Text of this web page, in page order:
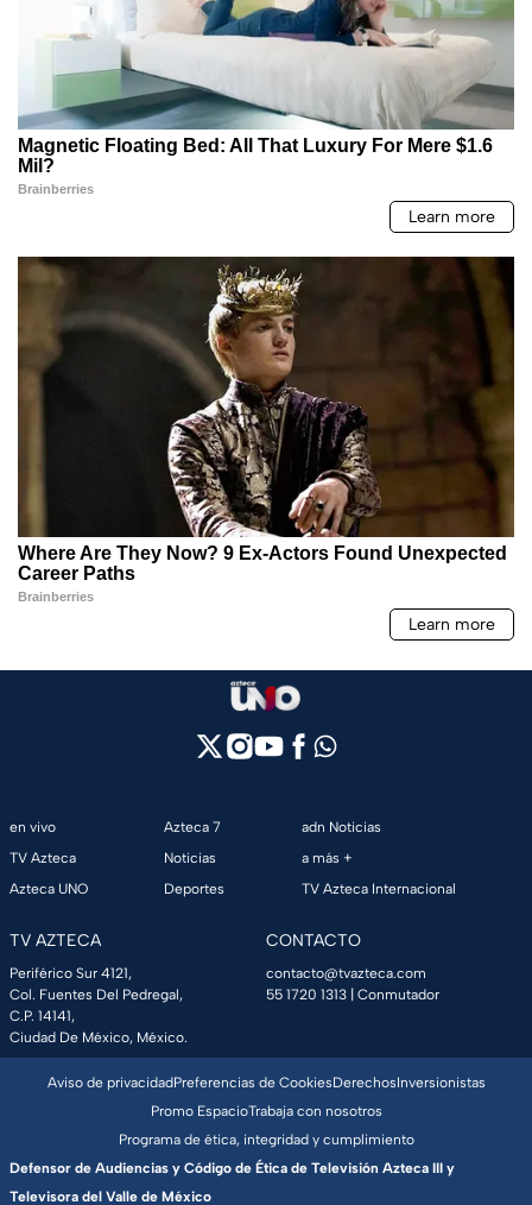
en vivo
TV Azteca
Azteca UNO
Azteca 7
Noticias
Deportes
adn Noticias
a más +
TV Azteca Internacional
TV AZTECA
Periférico Sur 4121,
Col. Fuentes Del Pedregal,
C.P. 14141,
Ciudad De México, México.
CONTACTO
contacto@tvazteca.com
55 1720 1313 | Conmutador
Aviso de privacidadPreferencias de CookiesDerechosInversionistas
Promo EspacioTrabaja con nosotros
Programa de ética, integridad y cumplimiento
Defensor de Audiencias y Código de Ética de Televisión Azteca III y
Televisora del Valle de México